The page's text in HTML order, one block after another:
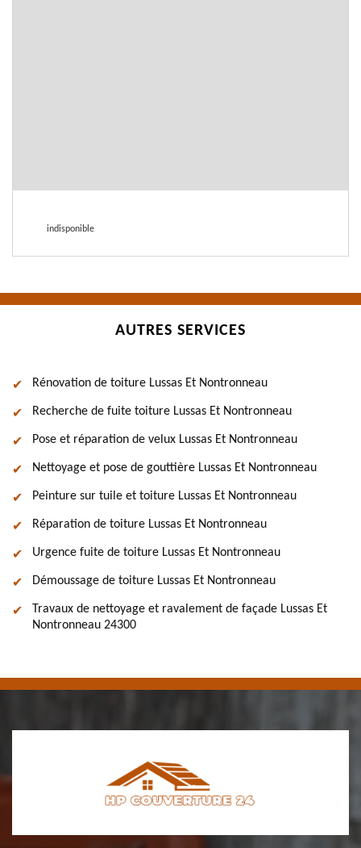
indisponible
AUTRES SERVICES
Rénovation de toiture Lussas Et Nontronneau
Recherche de fuite toiture Lussas Et Nontronneau
Pose et réparation de velux Lussas Et Nontronneau
Nettoyage et pose de gouttière Lussas Et Nontronneau
Peinture sur tuile et toiture Lussas Et Nontronneau
Réparation de toiture Lussas Et Nontronneau
Urgence fuite de toiture Lussas Et Nontronneau
Démoussage de toiture Lussas Et Nontronneau
Travaux de nettoyage et ravalement de façade Lussas Et
Nontronneau 24300